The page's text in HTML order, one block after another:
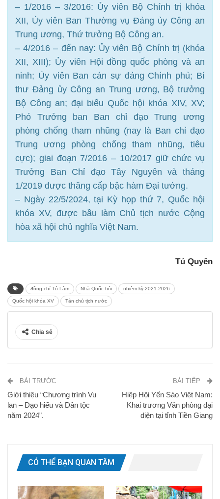
– 1/2016 – 3/2016: Ủy viên Bộ Chính trị khóa
XII, Ủy viên Ban Thường vụ Đảng ủy Công an
Trung ương, Thứ trưởng Bộ Công an.
– 4/2016 – đến nay: Ủy viên Bộ Chính trị (khóa
XII, XIII); Ủy viên Hội đồng quốc phòng và an
ninh; Ủy viên Ban cán sự đảng Chính phủ; Bí
thư Đảng ủy Công an Trung ương, Bộ trưởng
Bộ Công an; đại biểu Quốc hội khóa XIV, XV;
Phó Trưởng ban Ban chỉ đạo Trung ương
phòng chống tham nhũng (nay là Ban chỉ đạo
Trung ương phòng chống tham nhũng, tiêu
cực); giai đoạn 7/2016 – 10/2017 giữ chức vụ
Trưởng Ban Chỉ đạo Tây Nguyên và tháng
1/2019 được thăng cấp bậc hàm Đại tướng.
– Ngày 22/5/2024, tại Kỳ họp thứ 7, Quốc hội
khóa XV, được bầu làm Chủ tịch nước Cộng
hòa xã hội chủ nghĩa Việt Nam.
Tú Quyên
đồng chí Tô Lâm Nhà Quốc hội nhiệm kỳ 2021-2026
Quốc hội khóa XV Tân chủ tịch nước
Chia sẻ
BÀI TRƯỚC
Giới thiệu “Chương trình Vu
lan – Đạo hiếu và Dân tộc
năm 2024”.
BÀI TIẾP
Hiệp Hội Yến Sào Việt Nam:
Khai trương Văn phòng đại
diện tại tỉnh Tiền Giang
CÓ THỂ BẠN QUAN TÂM